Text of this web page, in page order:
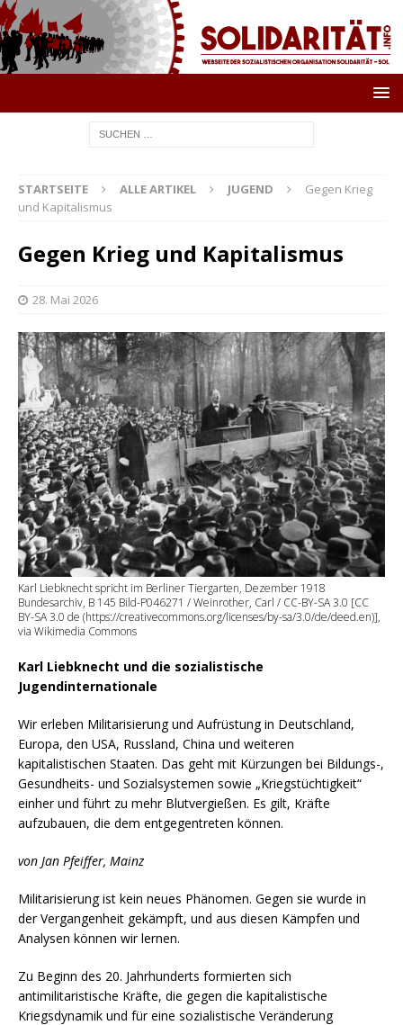
STARTSEITE ALLE ARTIKEL JUGEND
Gegen Krieg
und Kapitalismus
Gegen Krieg und Kapitalismus
28. Mai 2026
Karl Liebknecht spricht im Berliner Tiergarten, Dezember 1918
Bundesarchiv, B 145 Bild-P046271 / Weinrother, Carl / CC-BY-SA 3.0 [CC
BY-SA 3.0 de (https://creativecommons.org/licenses/by-sa/3.0/de/deed.en)],
via Wikimedia Commons
Karl Liebknecht und die sozialistische
Jugendinternationale
Wir erleben Militarisierung und Aufrüstung in Deutschland,
Europa, den USA, Russland, China und weiteren
kapitalistischen Staaten. Das geht mit Kürzungen bei Bildungs-,
Gesundheits- und Sozialsystemen sowie „Kriegstüchtigkeit“
einher und führt zu mehr Blutvergießen. Es gilt, Kräfte
aufzubauen, die dem entgegentreten können.
von Jan Pfeiffer, Mainz
Militarisierung ist kein neues Phänomen. Gegen sie wurde in
der Vergangenheit gekämpft, und aus diesen Kämpfen und
Analysen können wir lernen.
Zu Beginn des 20. Jahrhunderts formierten sich
antimilitaristische Kräfte, die gegen die kapitalistische
Kriegsdynamik und für eine sozialistische Veränderung